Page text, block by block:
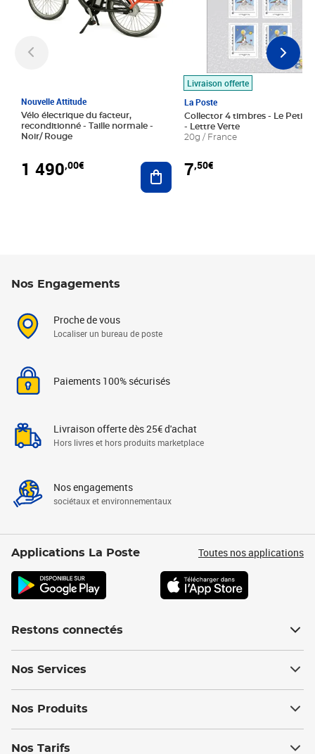
Nouvelle Attitude
Vélo électrique du facteur,
reconditionné - Taille normale -
Noir/ Rouge
1 490,00€ Ajouter au panier
Livraison offerte
La Poste
Collector 4 timbres - Le Petit
- Lettre Verte
20g / France
7,50€
Nos Engagements
Proche de vous
Localiser un bureau de poste
Paiements 100% sécurisés
Livraison offerte dès 25€ d'achat
Hors livres et hors produits marketplace
Nos engagements
sociétaux et environnementaux
Applications La Poste Toutes nos applications
Restons connectés
Nos Services
Nos Produits
Nos Tarifs